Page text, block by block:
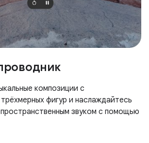
композиции с
фигур и наслаждайтесь
звуком с помощью